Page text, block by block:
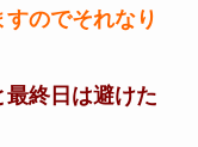
のでそれなり
最終日は避けた